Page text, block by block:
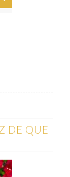
DE QUE